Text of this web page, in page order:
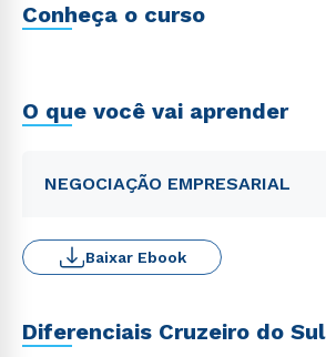
Conheça o curso
O que você vai aprender
NEGOCIAÇÃO EMPRESARIAL
Baixar Ebook
Diferenciais Cruzeiro do Sul